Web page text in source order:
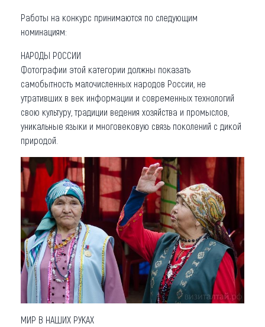
Работы на конкурс принимаются по следующим
номинациям:
НАРОДЫ РОССИИ
Фотографии этой категории должны показать
самобытность малочисленных народов России, не
утративших в век информации и современных технологий
свою культуру, традиции ведения хозяйства и промыслов,
уникальные языки и многовековую связь поколений с дикой
природой.
МИР В НАШИХ РУКАХ